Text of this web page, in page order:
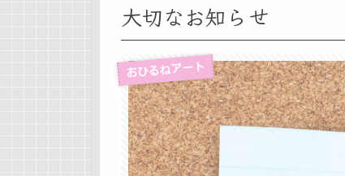
大切なお知らせ
おひるねアート